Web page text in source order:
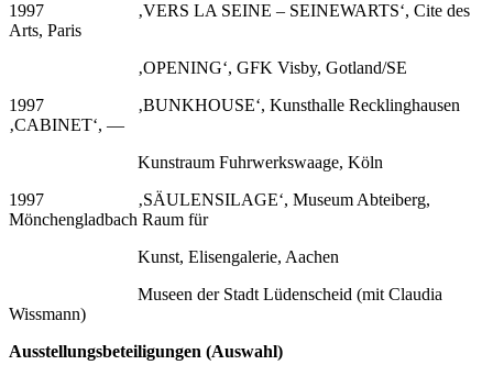
1997
‚VERS LA SEINE – SEINEWARTS‘, Cite des
Arts, Paris
‚OPENING‘, GFK Visby, Gotland/SE
1997
‚BUNKHOUSE‘, Kunsthalle Recklinghausen
‚CABINET‘, —
Kunstraum Fuhrwerkswaage, Köln
1997
‚SÄULENSILAGE‘, Museum Abteiberg,
Mönchengladbach Raum für
Kunst, Elisengalerie, Aachen
Museen der Stadt Lüdenscheid (mit Claudia
Wissmann)
Ausstellungsbeteiligungen (Auswahl)